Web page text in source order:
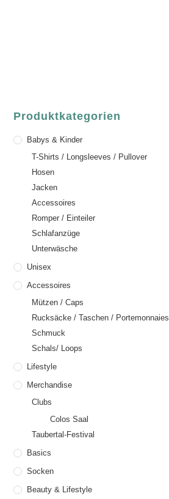
Produktkategorien
Babys & Kinder
T-Shirts / Longsleeves / Pullover
Hosen
Jacken
Accessoires
Romper / Einteiler
Schlafanzüge
Unterwäsche
Unisex
Accessoires
Mützen / Caps
Rucksäcke / Taschen / Portemonnaies
Schmuck
Schals/ Loops
Lifestyle
Merchandise
Clubs
Colos Saal
Taubertal-Festival
Basics
Socken
Beauty & Lifestyle